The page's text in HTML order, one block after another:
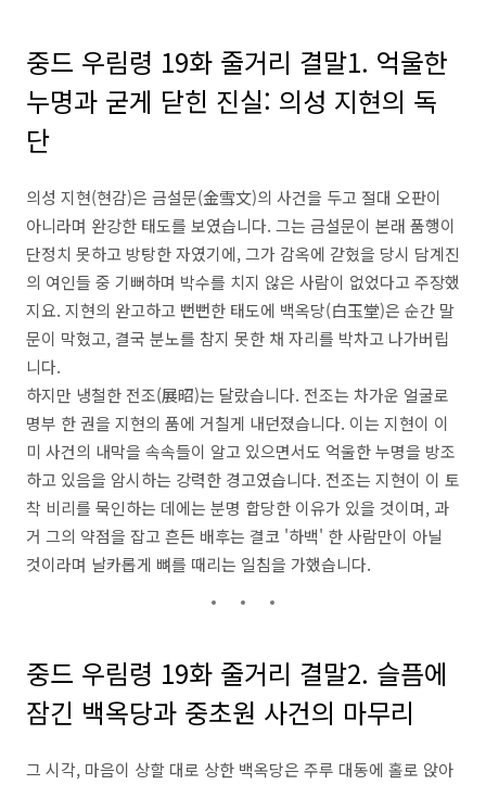
중드 우림령 19화 줄거리 결말1. 억울한
누명과 굳게 닫힌 진실: 의성 지현의 독
단
의성 지현(현감)은 금설문(金雪文)의 사건을 두고 절대 오판이
아니라며 완강한 태도를 보였습니다. 그는 금설문이 본래 품행이
단정치 못하고 방탕한 자였기에, 그가 감옥에 갇혔을 당시 담계진
의 여인들 중 기뻐하며 박수를 치지 않은 사람이 없었다고 주장했
지요. 지현의 완고하고 뻔뻔한 태도에 백옥당(白玉堂)은 순간 말
문이 막혔고, 결국 분노를 참지 못한 채 자리를 박차고 나가버립
니다.
하지만 냉철한 전조(展昭)는 달랐습니다. 전조는 차가운 얼굴로
명부 한 권을 지현의 품에 거칠게 내던졌습니다. 이는 지현이 이
미 사건의 내막을 속속들이 알고 있으면서도 억울한 누명을 방조
하고 있음을 암시하는 강력한 경고였습니다. 전조는 지현이 이 토
착 비리를 묵인하는 데에는 분명 합당한 이유가 있을 것이며, 과
거 그의 약점을 잡고 흔든 배후는 결코 '하백' 한 사람만이 아닐
것이라며 날카롭게 뼈를 때리는 일침을 가했습니다.
중드 우림령 19화 줄거리 결말2. 슬픔에
잠긴 백옥당과 중초원 사건의 마무리
그 시각, 마음이 상할 대로 상한 백옥당은 주루 대동에 홀로 앉아